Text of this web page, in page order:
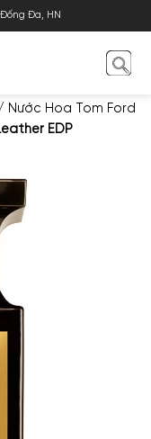
Đa, HN
Nước Hoa Tom Ford
EDP